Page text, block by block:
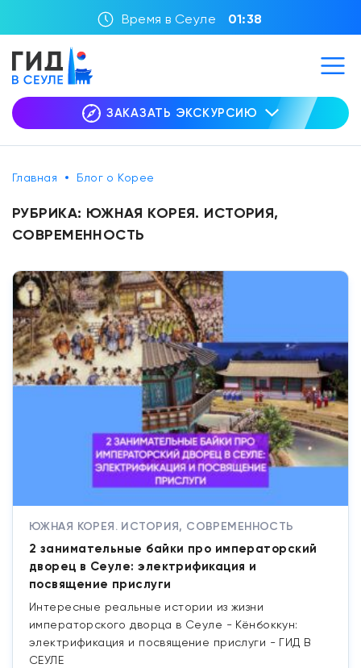
Время в Сеуле 01:38
ЗАКАЗАТЬ ЭКСКУРСИЮ
Главная Блог о Корее
РУБРИКА: ЮЖНАЯ КОРЕЯ. ИСТОРИЯ,
СОВРЕМЕННОСТЬ
ЮЖНАЯ КОРЕЯ. ИСТОРИЯ, СОВРЕМЕННОСТЬ
2 занимательные байки про императорский
дворец в Сеуле: электрификация и
посвящение прислуги
Интересные реальные истории из жизни
императорского дворца в Сеуле - Кёнбоккун:
электрификация и посвящение прислуги - ГИД В
СЕУЛЕ